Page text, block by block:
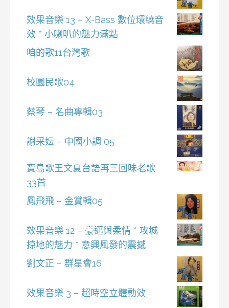
效果音樂 13 – X-Bass 數位環繞音
效 * 小喇叭的魅力滿點
咱的歌11台灣歌
校園民歌04
蔡琴 – 名曲專輯03
謝采妘 – 中國小調 05
寶島歌王文夏台語再三回味老歌
33首
鳳飛飛 – 金賞輯05
效果音樂 12 – 豪邁與柔情 * 攻城
掠地的魅力 * 意興風發的震撼
劉文正 – 群星會16
效果音樂 3 – 超時空立體動效